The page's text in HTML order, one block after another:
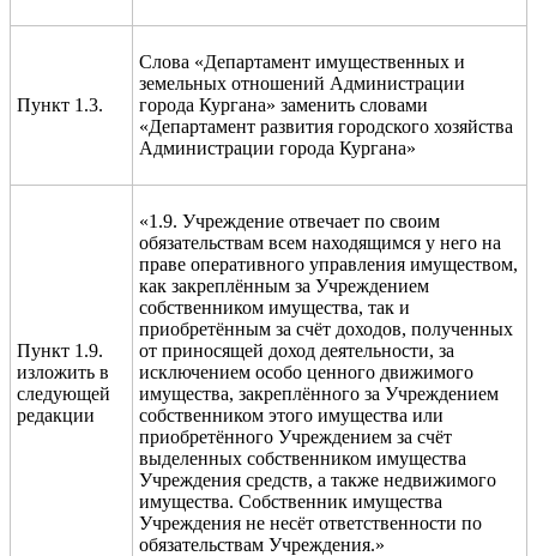
Пункт 1.3.
Слова «Департамент имущественных и
земельных отношений Администрации
города Кургана» заменить словами
«Департамент развития городского хозяйства
Администрации города Кургана»
Пункт 1.9.
изложить в
следующей
редакции
«1.9. Учреждение отвечает по своим
обязательствам всем находящимся у него на
праве оперативного управления имуществом,
как закреплённым за Учреждением
собственником имущества, так и
приобретённым за счёт доходов, полученных
от приносящей доход деятельности, за
исключением особо ценного движимого
имущества, закреплённого за Учреждением
собственником этого имущества или
приобретённого Учреждением за счёт
выделенных собственником имущества
Учреждения средств, а также недвижимого
имущества. Собственник имущества
Учреждения не несёт ответственности по
обязательствам Учреждения.»